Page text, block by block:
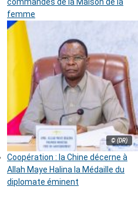
commandes de la Maison de la
femme
© (DR)
Coopération : la Chine décerne à
Allah Maye Halina la Médaille du
diplomate éminent